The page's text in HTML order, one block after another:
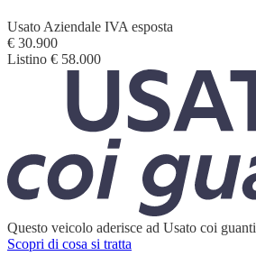
Usato Aziendale IVA esposta
€ 30.900
Listino € 58.000
Questo veicolo aderisce ad Usato coi guanti
Scopri di cosa si tratta